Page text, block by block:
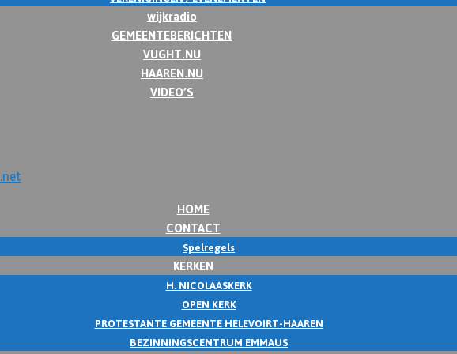
wijkradio
GEMEENTEBERICHTEN
VUGHT.NU
HAAREN.NU
VIDEO’S
HOME
CONTACT
Spelregels
KERKEN
H. NICOLAASKERK
OPEN KERK
PROTESTANTE GEMEENTE HELEVOIRT-HAAREN
BEZINNINGSCENTRUM EMMAUS